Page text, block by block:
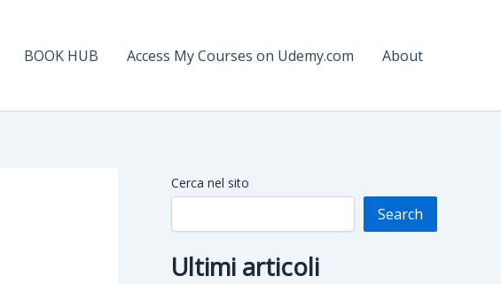
BOOK HUB Access My Courses on Udemy.com About
Cerca nel sito
Search
Ultimi articoli